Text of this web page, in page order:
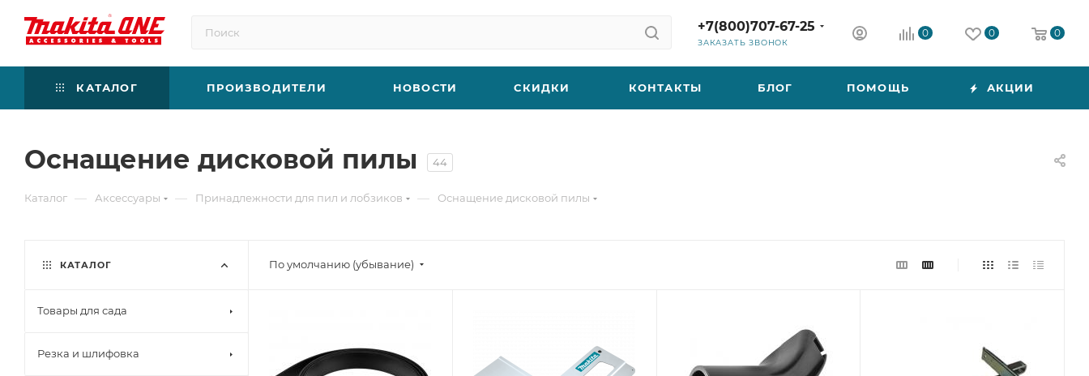
+7(800)707-67-25
ЗАКАЗАТЬ ЗВОНОК
0 0 0
КАТАЛОГ ПРОИЗВОДИТЕЛИ НОВОСТИ СКИДКИ КОНТАКТЫ БЛОГ ПОМОЩЬ АКЦИИ
Оснащение дисковой пилы 44
Каталог — Аксессуары — Принадлежности для пил и лобзиков — Оснащение дисковой пилы
По умолчанию (убывание)
КАТАЛОГ
Товары для сада
Резка и шлифовка